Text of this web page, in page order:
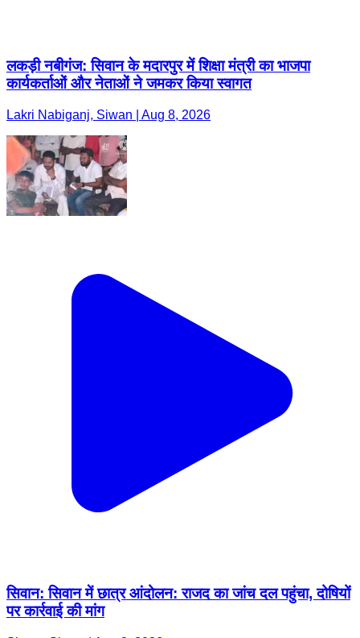
लकड़ी नबीगंज: सिवान के मदारपुर में शिक्षा मंत्री का भाजपा
कार्यकर्ताओं और नेताओं ने जमकर किया स्वागत
Lakri Nabiganj, Siwan | Aug 8, 2026
सिवान: सिवान में छात्र आंदोलन: राजद का जांच दल पहुंचा, दोषियों
पर कार्रवाई की मांग